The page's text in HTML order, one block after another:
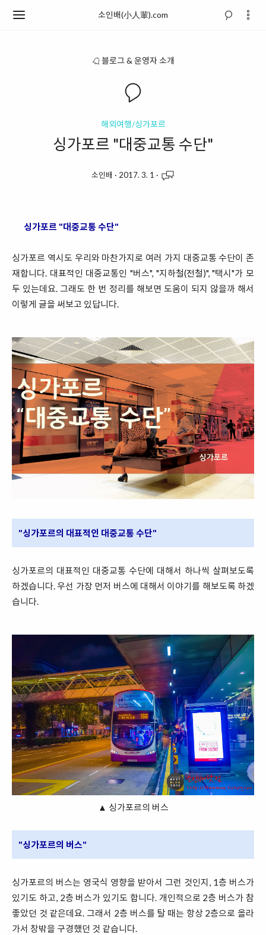
소인배(小人輩).com
블로그 & 운영자 소개
해외여행/싱가포르
싱가포르 "대중교통 수단"
소인배 · 2017. 3. 1 ·
싱가포르 "대중교통 수단"
싱가포르 역시도 우리와 마찬가지로 여러 가지 대중교통 수단이 존
재합니다. 대표적인 대중교통인 "버스", "지하철(전철)", "택시"가 모
두 있는데요. 그래도 한 번 정리를 해보면 도움이 되지 않을까 해서
이렇게 글을 써보고 있답니다.
"싱가포르의 대표적인 대중교통 수단"
싱가포르의 대표적인 대중교통 수단에 대해서 하나씩 살펴보도록
하겠습니다. 우선 가장 먼저 버스에 대해서 이야기를 해보도록 하겠
습니다.
▲ 싱가포르의 버스
"싱가포르의 버스"
싱가포르의 버스는 영국식 영향을 받아서 그런 것인지, 1층 버스가
있기도 하고, 2층 버스가 있기도 합니다. 개인적으로 2층 버스가 참
좋았던 것 같은데요. 그래서 2층 버스를 탈 때는 항상 2층으로 올라
가서 창밖을 구경했던 것 같습니다.